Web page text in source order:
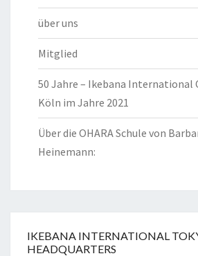
über uns
Mitglied
50 Jahre – Ikebana International
Köln im Jahre 2021
Über die OHARA Schule von
Heinemann:
IKEBANA INTERNATIONAL
HEADQUARTERS